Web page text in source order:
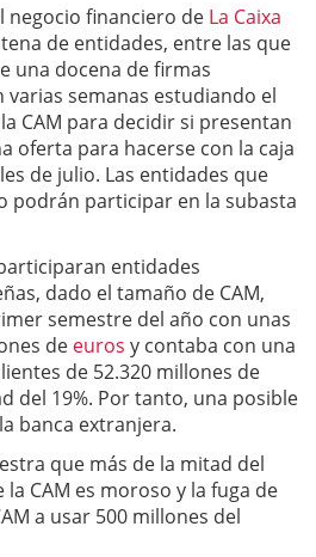
negocio financiero de La Caixa
de entidades, entre las que
una docena de firmas
semanas estudiando el
CAM para decidir si presentan
oferta para hacerse con la caja
de julio. Las entidades que
podrán participar en la subasta
entidades
dado el tamaño de CAM,
semestre del año con unas
de euros y contaba con una
de 52.320 millones de
del 19%. Por tanto, una posible
banca extranjera.
que más de la mitad del
CAM es moroso y la fuga de
a usar 500 millones del